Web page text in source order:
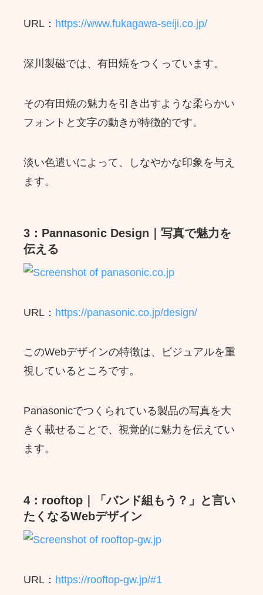
URL： https://www.fukagawa-seiji.co.jp/
深川製磁では、有田焼をつくっています。
その有田焼の魅力を引き出すような柔らかい
フォントと文字の動きが特徴的です。
淡い色遣いによって、しなやかな印象を与え
ます。
3：Pannasonic Design｜写真で魅力を
伝える
URL： https://panasonic.co.jp/design/
このWebデザインの特徴は、ビジュアルを重
視しているところです。
Panasonicでつくられている製品の写真を大
きく載せることで、視覚的に魅力を伝えてい
ます。
4：rooftop｜「バンド組もう？」と言い
たくなるWebデザイン
URL： https://rooftop-gw.jp/#1